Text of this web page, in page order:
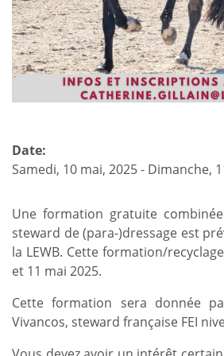
Date:
Samedi, 10 mai, 2025- Dimanche,
Une formation gratuite
steward de (para-)dressage est
la LEWB. Cette formation/
et 11 mai 2025.
Cette formation sera donnée
Vivancos, steward française FEI